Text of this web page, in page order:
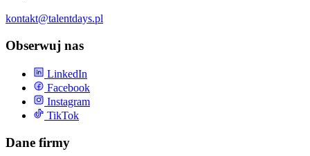
kontakt@talentdays.pl
Obserwuj nas
LinkedIn
Facebook
Instagram
TikTok
Dane firmy